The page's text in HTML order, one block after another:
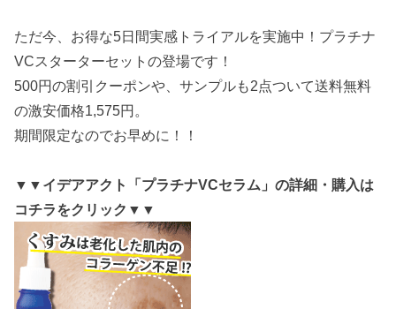
ただ今、お得な5日間実感トライアルを実施中！プラチナ
VCスターターセットの登場です！
500円の割引クーポンや、サンプルも2点ついて送料無料
の激安価格1,575円。
期間限定なのでお早めに！！
▼▼イデアアクト「プラチナVCセラム」の詳細・購入は
コチラをクリック▼▼